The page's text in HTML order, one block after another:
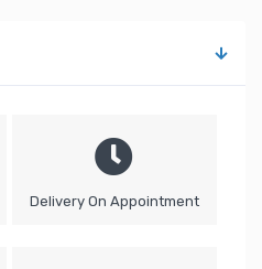
Delivery On Appointment